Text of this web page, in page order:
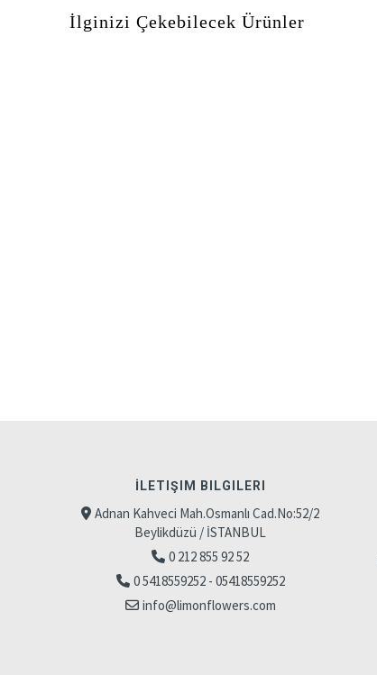
İlginizi Çekebilecek Ürünler
İLETIŞIM BILGILERI
Adnan Kahveci Mah.Osmanlı Cad.No:52/2
Beylikdüzü / İSTANBUL
0 212 855 92 52
0 5418559252 - 05418559252
info@limonflowers.com